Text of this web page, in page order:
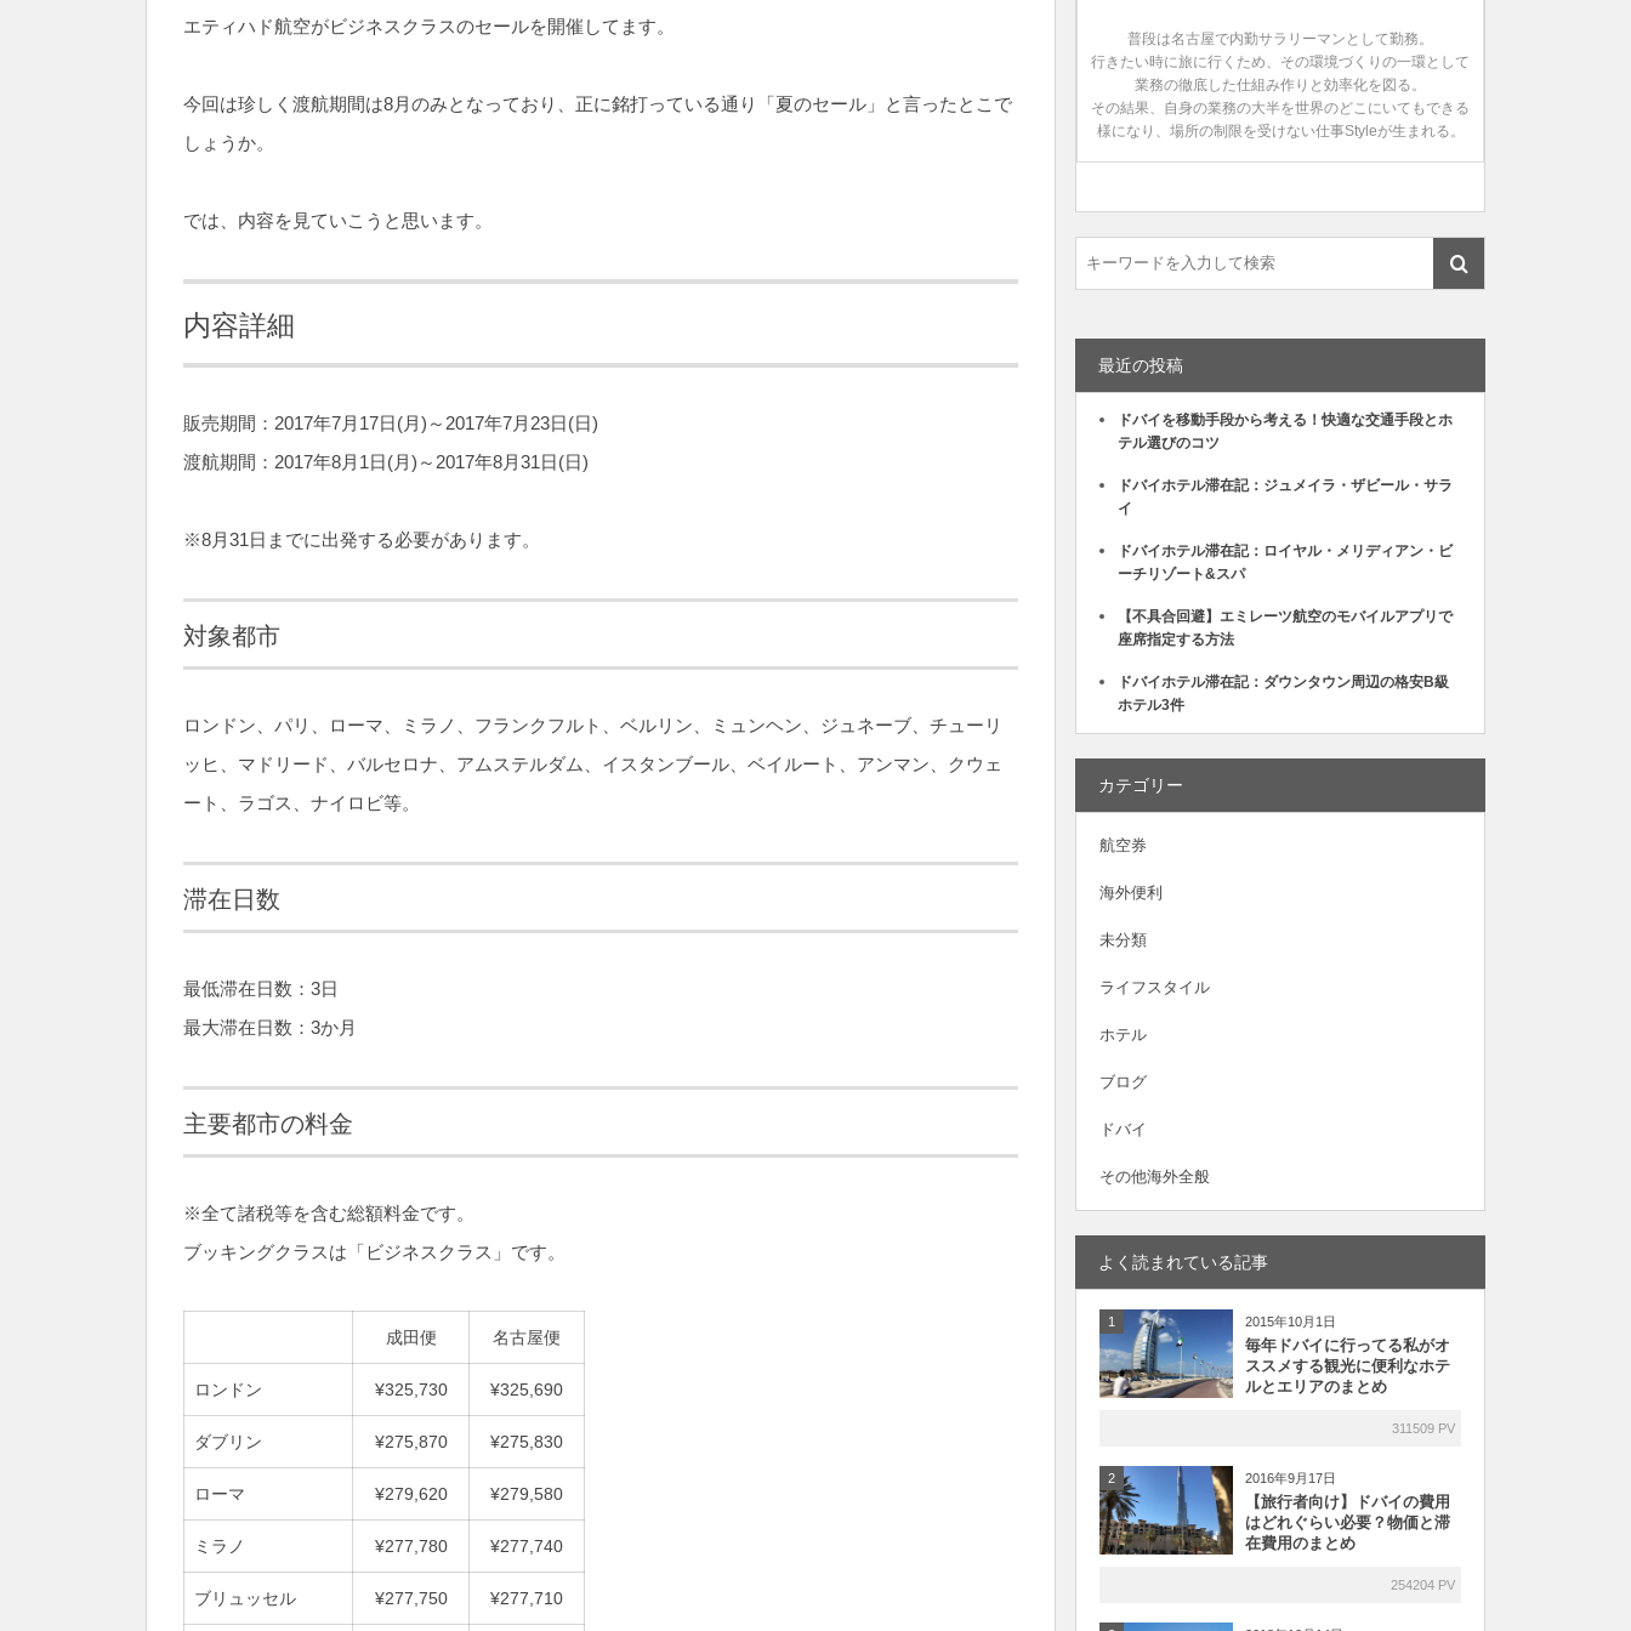
エティハド航空がビジネスクラスのセールを開催してます。
今回は珍しく渡航期間は8月のみとなっており、正に銘打っている通り「夏のセール」と言ったとこで
しょうか。
では、内容を見ていこうと思います。
内容詳細
販売期間：2017年7月17日(月)～2017年7月23日(日)
渡航期間：2017年8月1日(月)～2017年8月31日(日)
※8月31日までに出発する必要があります。
対象都市
ロンドン、パリ、ローマ、ミラノ、フランクフルト、ベルリン、ミュンヘン、ジュネーブ、チューリ
ッヒ、マドリード、バルセロナ、アムステルダム、イスタンブール、ベイルート、アンマン、クウェ
ート、ラゴス、ナイロビ等。
滞在日数
最低滞在日数：3日
最大滞在日数：3か月
主要都市の料金
※全て諸税等を含む総額料金です。
ブッキングクラスは「ビジネスクラス」です。
成田便 名古屋便
ロンドン ¥325,730 ¥325,690
ダブリン ¥275,870 ¥275,830
ローマ ¥279,620 ¥279,580
ミラノ ¥277,780 ¥277,740
ブリュッセル ¥277,750 ¥277,710
普段は名古屋で内勤サラリーマンとして勤務。
行きたい時に旅に行くため、その環境づくりの一環として
業務の徹底した仕組み作りと効率化を図る。
その結果、自身の業務の大半を世界のどこにいてもできる
様になり、場所の制限を受けない仕事Styleが生まれる。
最近の投稿
ドバイを移動手段から考える！快適な交通手段とホ
テル選びのコツ
ドバイホテル滞在記：ジュメイラ・ザビール・サラ
イ
ドバイホテル滞在記：ロイヤル・メリディアン・ビ
ーチリゾート&スパ
【不具合回避】エミレーツ航空のモバイルアプリで
座席指定する方法
ドバイホテル滞在記：ダウンタウン周辺の格安B級
ホテル3件
カテゴリー
航空券
海外便利
未分類
ライフスタイル
ホテル
ブログ
ドバイ
その他海外全般
よく読まれている記事
1 2015年10月1日
毎年ドバイに行ってる私がオ
ススメする観光に便利なホテ
ルとエリアのまとめ
311509 PV
2 2016年9月17日
【旅行者向け】ドバイの費用
はどれぐらい必要？物価と滞
在費用のまとめ
254204 PV